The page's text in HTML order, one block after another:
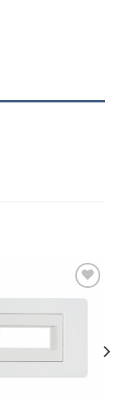
Add to